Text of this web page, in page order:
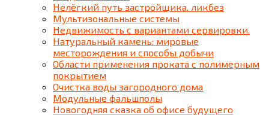
Нелёгкий путь застройщика. ликбез
Мультизональные системы
Недвижимость с вариантами сервировки.
Натуральный камень: мировые
месторождения и способы добычи
Области применения проката с полимерным
покрытием
Очистка воды загородного дома
Модульные фальшполы
Новогодняя сказка об офисе будущего